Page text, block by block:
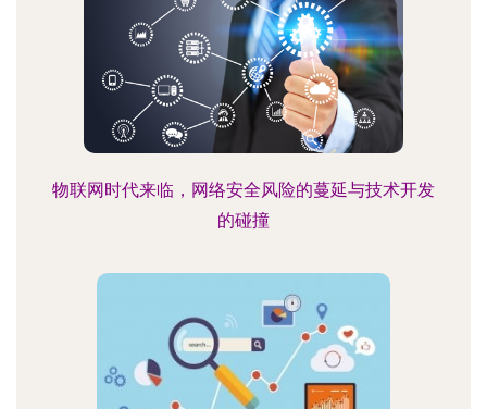
物联网时代来临，网络安全风险的蔓延与技术开发
的碰撞